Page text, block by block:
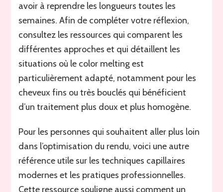
avoir à reprendre les longueurs toutes les
semaines. Afin de compléter votre réflexion,
consultez les ressources qui comparent les
différentes approches et qui détaillent les
situations où le color melting est
particulièrement adapté, notamment pour les
cheveux fins ou très bouclés qui bénéficient
d’un traitement plus doux et plus homogène.
Pour les personnes qui souhaitent aller plus loin
dans l’optimisation du rendu, voici une autre
référence utile sur les techniques capillaires
modernes et les pratiques professionnelles.
Cette ressource souligne aussi comment un